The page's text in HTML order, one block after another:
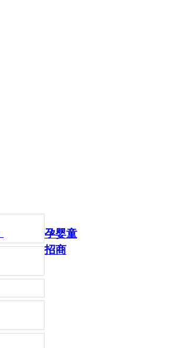
孕婴童
招商